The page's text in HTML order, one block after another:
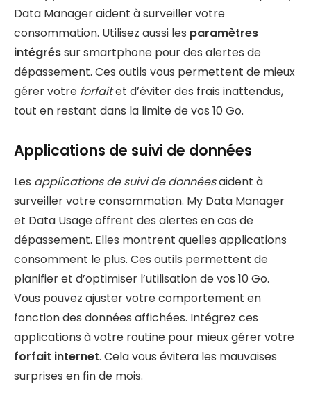
Data Manager aident à surveiller votre
consommation. Utilisez aussi les paramètres
intégréssur smartphone pour des alertes de
dépassement. Ces outils vous permettent de mieux
gérer votre forfaitet d’éviter des frais inattendus,
tout en restant dans la limite de vos 10 Go.
Applications de suivi de données
Les applications de suivi de donnéesaident à
surveiller votre consommation. My Data Manager
et Data Usage offrent des alertes en cas de
dépassement. Elles montrent quelles applications
consomment le plus. Ces outils permettent de
planifier et d’optimiser l’utilisation de vos 10 Go.
Vous pouvez ajuster votre comportement en
fonction des données affichées. Intégrez ces
applications à votre routine pour mieux gérer votre
forfait internet. Cela vous évitera les mauvaises
surprises en fin de mois.